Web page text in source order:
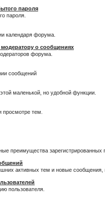
пароля
пароля.
календаря форума.
о сообщениях
форума.
сообщений
маленькой, но удобной функции.
просмотре тем.
преимущества зарегистрированных
активных тем и новые
пользователя.